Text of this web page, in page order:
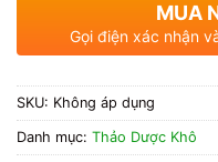
MUA
Gọi điện xác nhận
SKU: Không áp dụng
Danh mục: Thảo Dược Khô